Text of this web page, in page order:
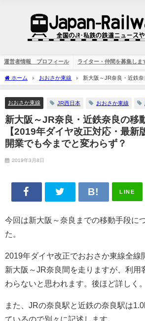
運営者情報 プロフィール ライター・仲間を募集しま
ホーム おおさか東線
新大阪～JR奈良・近鉄奈
ダイヤ改正対応・最新版】おおさか東線開業でも今まで
おおさか東線 JR西日本 おおさか東線
新大阪～JR奈良・近鉄奈良の移
【2019年ダイヤ改正対応・最新
開業でも今までと変わらず？
2019年3月8日
LINE
今回は新大阪～奈良までの移動手段に
た。
2019年ダイヤ改正でおおさか東線全線
新大阪～JR奈良間を走りますが、利用
わらないと思われます。後ほど詳しく。
また、JRの奈良駅と近鉄の奈良駅は
ているので別々に記述します。